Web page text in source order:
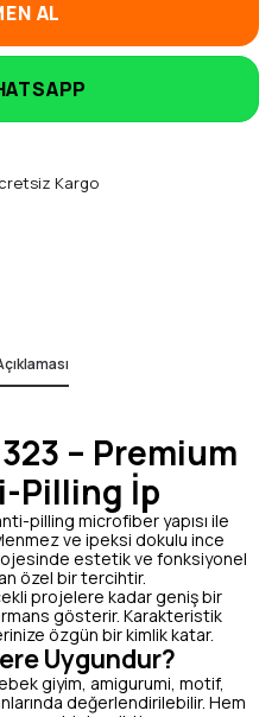
AL
Kargo
– Premium
Pilling İp
pilling microfiber yapısı ile
ve ipeksi dokulu ince
estetik ve fonksiyonel
özel bir tercihtir.
projelere kadar geniş bir
gösterir. Karakteristik
özgün bir kimlik katar.
Uygundur?
giyim, amigurumi, motif,
değerlendirilebilir. Hem